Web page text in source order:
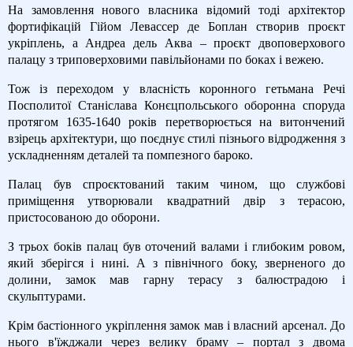
На замовлення нового власника відомий тоді архітектор
фортифікацій Гійом Левассер де Боплан створив проєкт
укріплень, а Андреа дель Аква – проєкт двоповерхового
палацу з триповерховими павільйонами по боках і вежею.
Тож із переходом у власність коронного гетьмана Речі
Посполитої Станіслава Конєцпольського оборонна споруда
протягом 1635-1640 років перетворюється на витончений
взірець архітектури, що поєднує стилі пізнього відродження з
ускладненням деталей та помпезного бароко.
Палац був спроєктований таким чином, що службові
приміщення утворювали квадратний двір з терасою,
пристосованою до оборони.
З трьох боків палац був оточений валами і глибоким ровом,
який зберігся і нині. А з північного боку, зверненого до
долини, замок мав гарну терасу з балюстрадою і
скульптурами.
Крім бастіонного укріплення замок мав і власний арсенал. До
нього в'їжджали через велику браму – портал з двома